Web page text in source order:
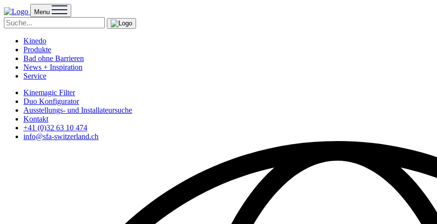
Menu
Kinedo
Produkte
Bad ohne Barrieren
News + Inspiration
Service
Kinemagic Filter
Duo Konfigurator
Ausstellungs- und Installateursuche
Kontakt
+41 (0)32 63 10 474
info@sfa-switzerland.ch